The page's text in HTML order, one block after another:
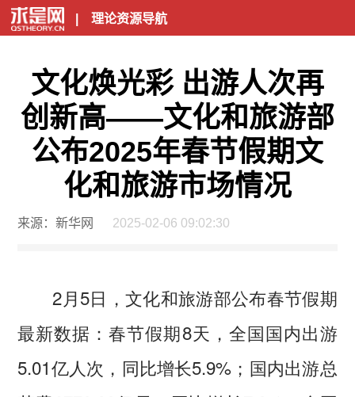
| 理论资源导航
文化焕光彩 出游人次再
创新高——文化和旅游部
公布2025年春节假期文
化和旅游市场情况
来源：新华网 2025-02-06 09:02:30
2月5日，文化和旅游部公布春节假期
最新数据：春节假期8天，全国国内出游
5.01亿人次，同比增长5.9%；国内出游总